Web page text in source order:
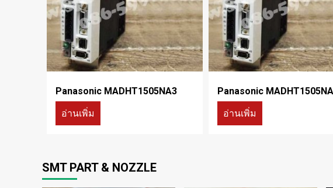
Panasonic MADHT1505NA3
อ่านเพิ่ม
Panasonic
อ่านเพิ่ม
SMT PART & NOZZLE